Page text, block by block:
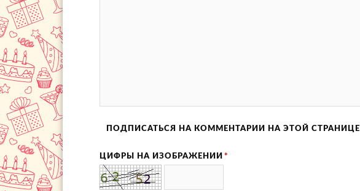
ПОДПИСАТЬСЯ НА КОММЕНТАРИИ НА ЭТОЙ СТРАНИЦЕ
ЦИФРЫ НА ИЗОБРАЖЕНИИ *